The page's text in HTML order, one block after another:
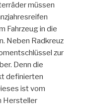
müssen
Fahrzeug in die
Neben Radkreuz
zur
Denn die
definierten
ist vom
Hersteller